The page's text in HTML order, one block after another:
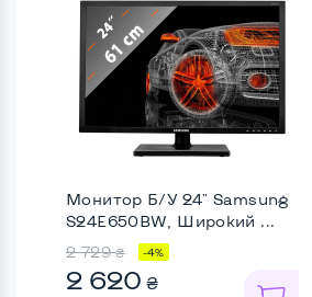
Монитор Б/У 24" Samsung
S24E650BW, Широкий ...
2 729 ₴ -4%
2 620 ₴